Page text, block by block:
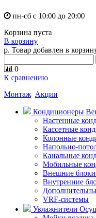
пн-сб с 10:00 до 20:00
Корзина пуста
В корзину
р. Товар добавлен в
0
К сравнению
Монтаж Акции
Кондиционеры
Настенные
Кассетные
Колонные
Напольно-
Канальные
Мобильные
Внешние блоки
Внутренние
VRF-системы
Увлажнители